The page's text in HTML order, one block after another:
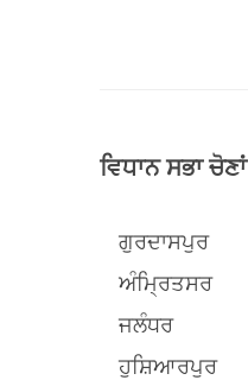
ਵਿਧਾਨ ਸਭਾ ਚੋਣਾਂ
ਗੁਰਦਾਸਪੁਰ
ਅੰਮ੍ਰਿਤਸਰ
ਜਲੰਧਰ
ਹੁਸ਼ਿਆਰਪੁਰ